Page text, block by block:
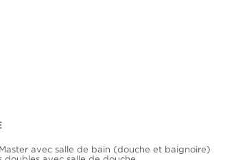
avec salle de bain (douche et baignoire)